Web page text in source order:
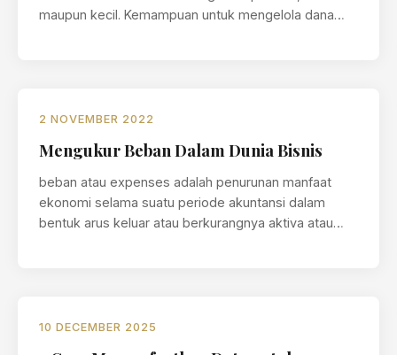
maupun kecil. Kemampuan untuk mengelola dana…
2 NOVEMBER 2022
Mengukur Beban Dalam Dunia Bisnis
beban atau expenses adalah penurunan manfaat
ekonomi selama suatu periode akuntansi dalam
bentuk arus keluar atau berkurangnya aktiva atau
10 DECEMBER 2025